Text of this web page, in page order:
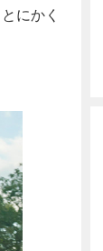
にかく